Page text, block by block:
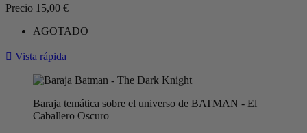
Precio 15,00 €
AGOTADO
 Vista rápida
Baraja temática sobre el universo de BATMAN - El
Caballero Oscuro